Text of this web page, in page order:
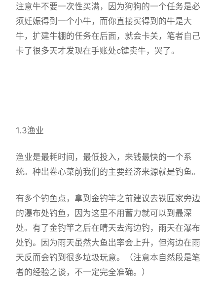
注意牛不要一次性买满，因为狗狗的一个任务是必
须妊娠得到一个小牛，而你直接买得到的牛是大
牛，扩建牛棚的任务在后面，就会卡关，笔者自己
卡了很多天才发现在手账处c键卖牛，哭了。
1.3渔业
渔业是最耗时间，最低投入，来钱最快的一个系
统。种出卷心菜前我们的主要经济来源就是钓鱼。
有多个钓鱼点，拿到金钓竿之前建议去铁匠家旁边
的瀑布处钓鱼，因为这里不用蓄力就可以到最深
处。有了金钓竿之后在晴天去海边钓，雨天在瀑布
处钓。因为雨天虽然大鱼出率会上升，但海边在雨
天反而会钓到很多垃圾玩意。（注意本自然段是笔
者的经验之谈，不一定完全准确。）